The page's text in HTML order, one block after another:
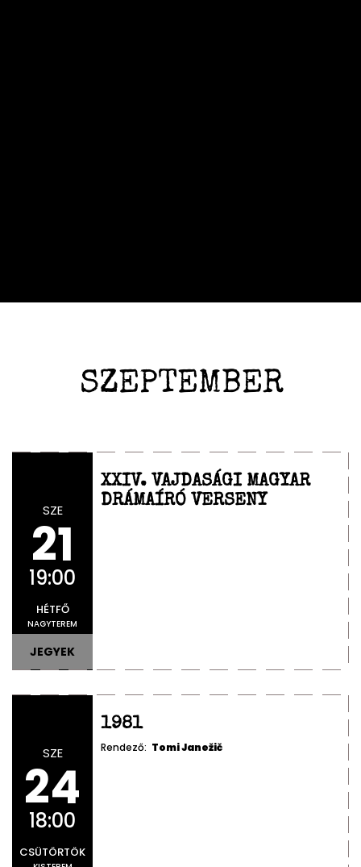
SZEPTEMBER
SZE
21
19:00
HÉTFŐ
NAGYTEREM
JEGYEK
XXIV. VAJDASÁGI MAGYAR
DRÁMAÍRÓ VERSENY
SZE
24
18:00
CSÜTÖRTÖK
1981
Rendező: Tomi Janežič